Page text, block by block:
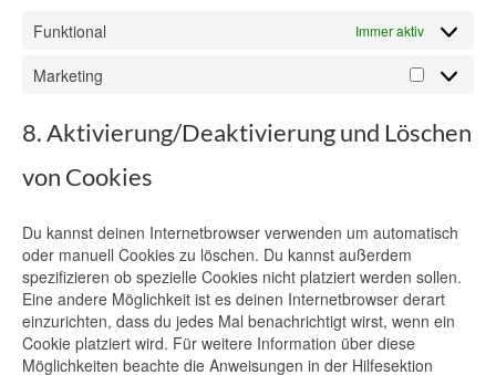
Funktional Immer aktiv
Marketing
8. Aktivierung/Deaktivierung und Löschen
von Cookies
Du kannst deinen Internetbrowser verwenden um automatisch
oder manuell Cookies zu löschen. Du kannst außerdem
spezifizieren ob spezielle Cookies nicht platziert werden sollen.
Eine andere Möglichkeit ist es deinen Internetbrowser derart
einzurichten, dass du jedes Mal benachrichtigt wirst, wenn ein
Cookie platziert wird. Für weitere Information über diese
Möglichkeiten beachte die Anweisungen in der Hilfesektion